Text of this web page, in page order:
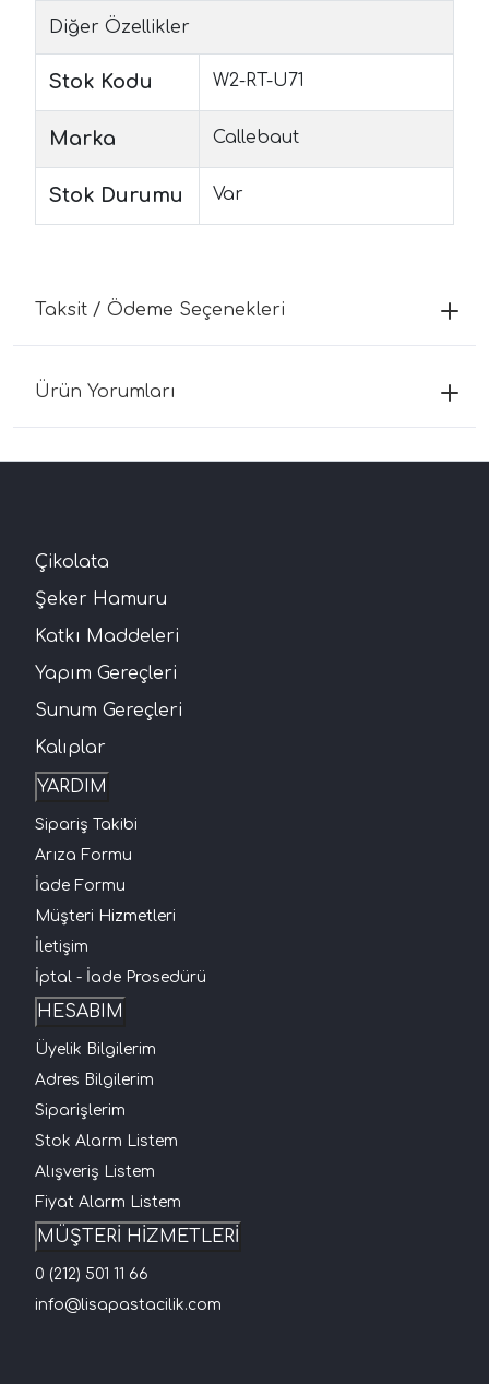
Diğer Özellikler
Stok Kodu W2-RT-U71
Marka Callebaut
Stok Durumu Var
Taksit / Ödeme Seçenekleri
Ürün Yorumları
Çikolata
Şeker Hamuru
Katkı Maddeleri
Yapım Gereçleri
Sunum Gereçleri
Kalıplar
YARDIM
Sipariş Takibi
Arıza Formu
İade Formu
Müşteri Hizmetleri
İletişim
İptal - İade Prosedürü
HESABIM
Üyelik Bilgilerim
Adres Bilgilerim
Siparişlerim
Stok Alarm Listem
Alışveriş Listem
Fiyat Alarm Listem
MÜŞTERİ HİZMETLERİ
0 (212) 501 11 66
info@lisapastacilik.com